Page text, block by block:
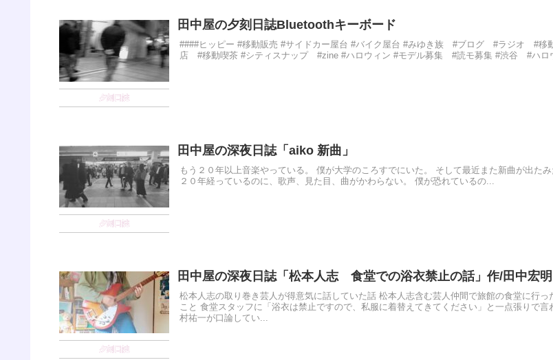
夕刻日誌
田中屋の夕刻日誌Bluetoothキーボード
####ヒッピー #移動販売 #サイドカー屋台 #バイク屋台 #みゆき族 #ブログ #ラジオ #移
店 #移動喫茶 #シティスナップ #zine #ハロウィン #モデル募集 #読モ募集 #渋谷 #ハロ
夕刻日誌
田中屋の深夜日誌「aiko 新曲」
もう２０年以上音楽やっている。 僕が大学のころすでにいた。 そして最近また新曲が出たみ
２０年経っているのに、歌声、見た目、曲がかわらない。 僕が恐れているの...
夕刻日誌
田中屋の深夜日誌「松本人志 食堂での浴衣禁止の話」作/田中宏明
松本人志の取り巻き芸人が得意気に話していた話 松本人志含む芸人仲間で旅館の食堂に行っ
こと 食堂スタッフに「浴衣は禁止ですので、私服に着替えてきてください」と一点張りで言
村祐一が口論してい...